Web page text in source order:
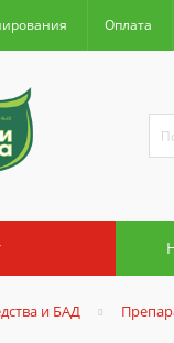
Оплата
и БАД